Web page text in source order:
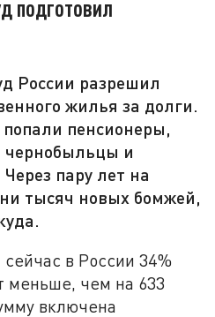
подготовил
России разрешил
жилья за долги.
пенсионеры,
чернобыльцы и
пару лет на
тысяч новых бомжей,
в России 34%
меньше, чем на 633
включена